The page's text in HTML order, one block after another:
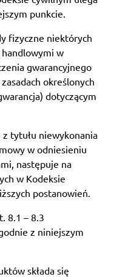
punkcie.
fizyczne niektórych
w
gwarancyjnego
określonych
dotyczącym
tytułu niewykonania
w odniesieniu
następuje na
w Kodeksie
postanowień.
8.1 – 8.3
z niniejszym
składa się